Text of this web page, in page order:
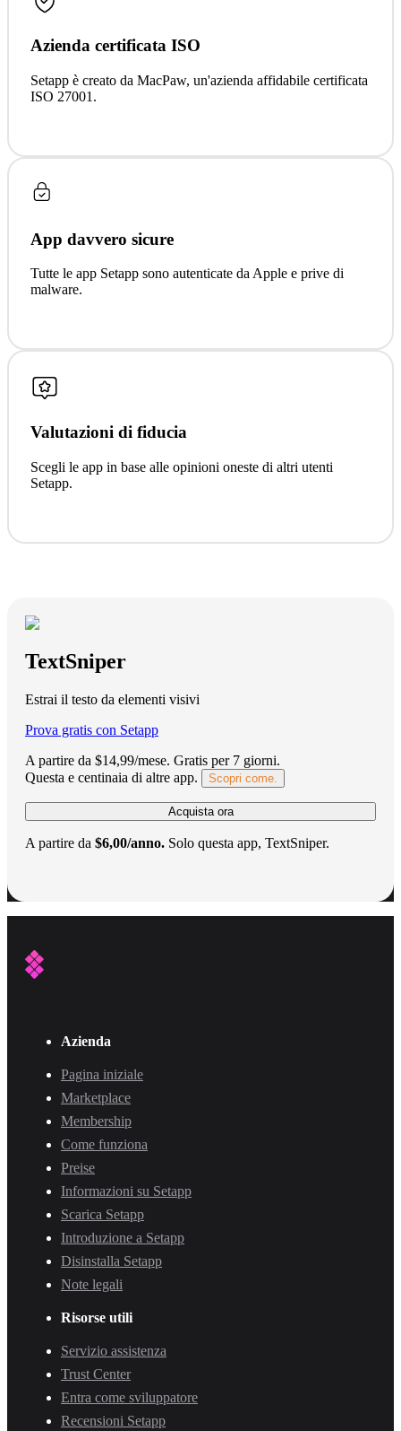
Azienda certificata ISO
Setapp è creato da MacPaw, un'azienda affidabile certificata
ISO 27001.
App davvero sicure
Tutte le app Setapp sono autenticate da Apple e prive di
malware.
Valutazioni di fiducia
Scegli le app in base alle opinioni oneste di altri utenti
Setapp.
TextSniper
Estrai il testo da elementi visivi
Prova gratis con Setapp
A partire da $14,99/mese. Gratis per 7 giorni.
Questa e centinaia di altre app.
Scopri come.
Acquista ora
A partire da $6,00/anno. Solo questa app, TextSniper.
Azienda
Pagina iniziale
Marketplace
Membership
Come funziona
Preise
Informazioni su Setapp
Scarica Setapp
Introduzione a Setapp
Disinstalla Setapp
Note legali
Risorse utili
Servizio assistenza
Trust Center
Entra come sviluppatore
Recensioni Setapp